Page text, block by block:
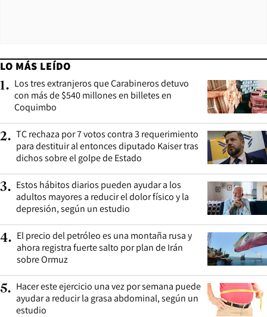
LO MÁS LEÍDO
1. Los tres extranjeros que Carabineros detuvo
con más de $540 millones en billetes en
Coquimbo
2. TC rechaza por 7 votos contra 3 requerimiento
para destituir al entonces diputado Kaiser tras
dichos sobre el golpe de Estado
3. Estos hábitos diarios pueden ayudar a los
adultos mayores a reducir el dolor físico y la
depresión, según un estudio
4. El precio del petróleo es una montaña rusa y
ahora registra fuerte salto por plan de Irán
sobre Ormuz
5. Hacer este ejercicio una vez por semana puede
ayudar a reducir la grasa abdominal, según un
estudio